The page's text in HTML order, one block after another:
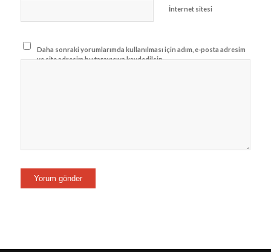
İnternet sitesi
Daha sonraki yorumlarımda kullanılması için adım, e-posta adresim
ve site adresim bu tarayıcıya kaydedilsin.